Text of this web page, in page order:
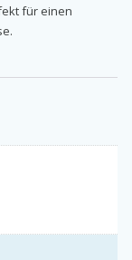
für einen